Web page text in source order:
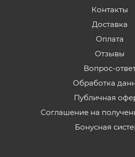
Контакты
Доставка
Оплата
Отзывы
Вопрос-
Обработка
Публичная
Соглашение на
Бонусная